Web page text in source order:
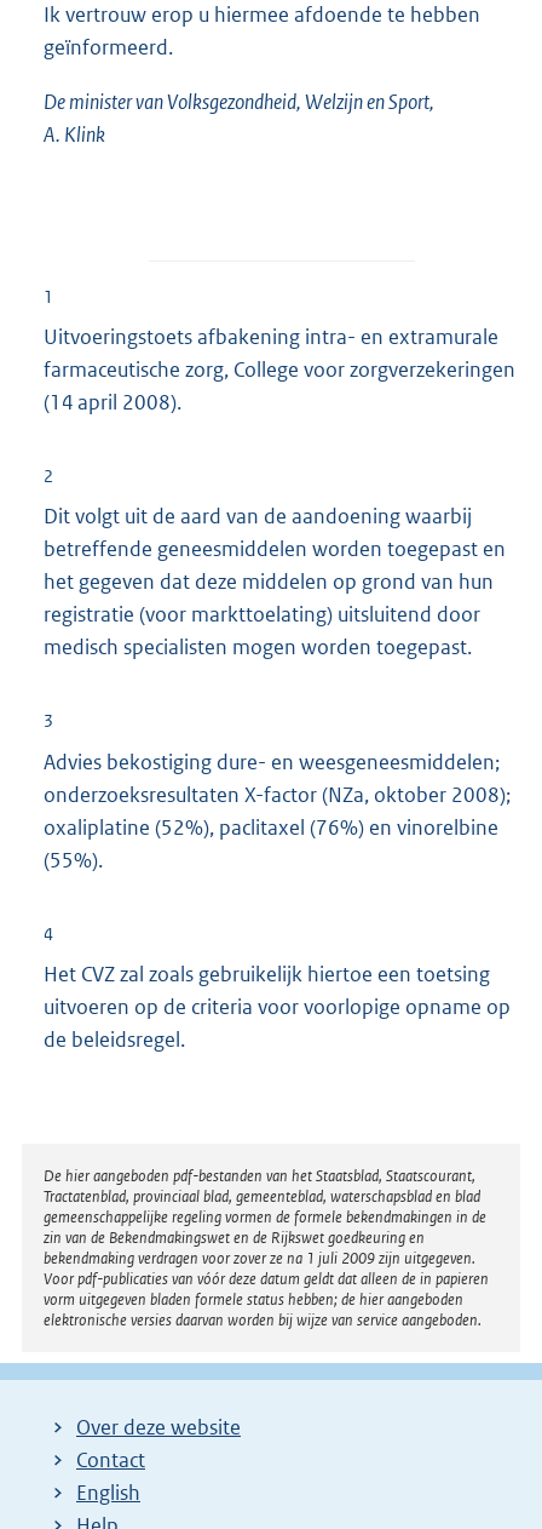
Ik vertrouw erop u hiermee afdoende te hebben
geïnformeerd.
De minister van Volksgezondheid, Welzijn en Sport,
A. Klink
1
Uitvoeringstoets afbakening intra- en extramurale
farmaceutische zorg, College voor zorgverzekeringen
(14 april 2008).
2
Dit volgt uit de aard van de aandoening waarbij
betreffende geneesmiddelen worden toegepast en
het gegeven dat deze middelen op grond van hun
registratie (voor markttoelating) uitsluitend door
medisch specialisten mogen worden toegepast.
3
Advies bekostiging dure- en weesgeneesmiddelen;
onderzoeksresultaten X-factor (NZa, oktober 2008);
oxaliplatine (52%), paclitaxel (76%) en vinorelbine
(55%).
4
Het CVZ zal zoals gebruikelijk hiertoe een toetsing
uitvoeren op de criteria voor voorlopige opname op
de beleidsregel.
Disclaimer
De hier aangeboden pdf-bestanden van het Staatsblad, Staatscourant,
Tractatenblad, provinciaal blad, gemeenteblad, waterschapsblad en blad
gemeenschappelijke regeling vormen de formele bekendmakingen in de
zin van de Bekendmakingswet en de Rijkswet goedkeuring en
bekendmaking verdragen voor zover ze na 1 juli 2009 zijn uitgegeven.
Voor pdf-publicaties van vóór deze datum geldt dat alleen de in papieren
vorm uitgegeven bladen formele status hebben; de hier aangeboden
elektronische versies daarvan worden bij wijze van service aangeboden.
Over deze website
Contact
English